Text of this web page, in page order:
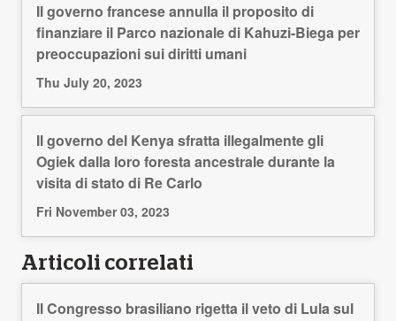
Il governo francese annulla il proposito di
finanziare il Parco nazionale di Kahuzi-Biega per
preoccupazioni sui diritti umani
Thu July 20, 2023
Il governo del Kenya sfratta illegalmente gli
Ogiek dalla loro foresta ancestrale durante la
visita di stato di Re Carlo
Fri November 03, 2023
Articoli correlati
Il Congresso brasiliano rigetta il veto di Lula sul